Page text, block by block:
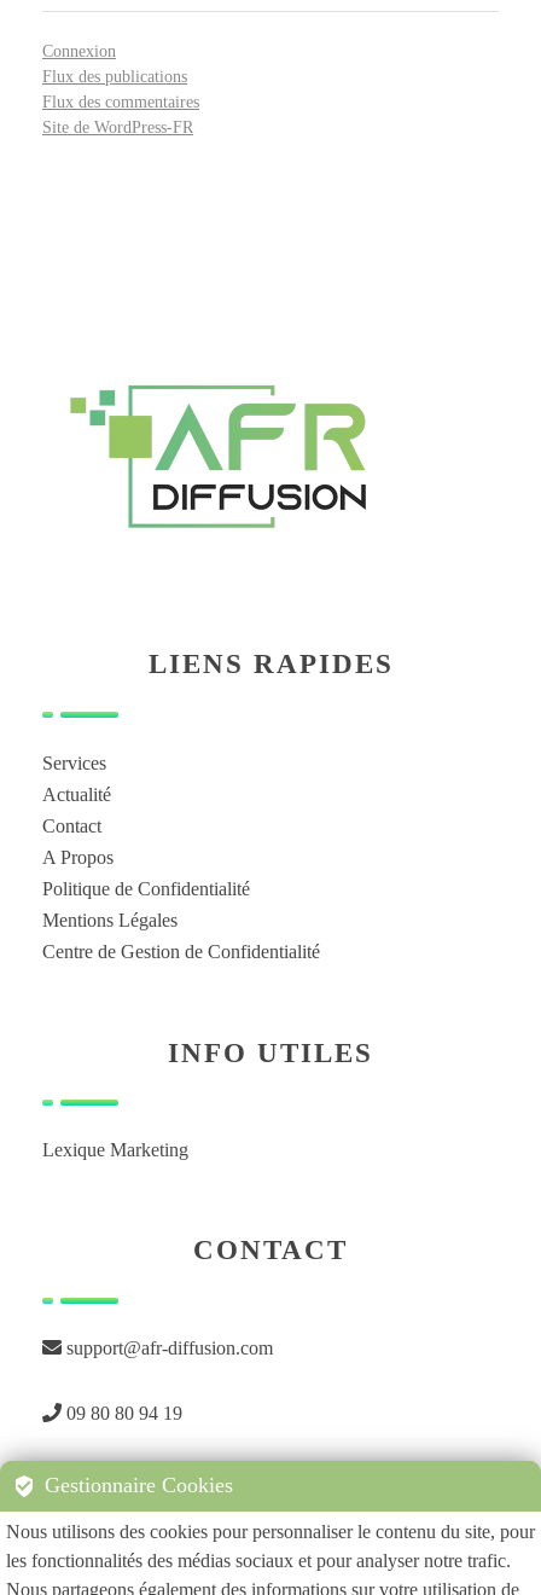
Connexion
Flux des publications
Flux des commentaires
Site de WordPress-FR
LIENS RAPIDES
Services
Actualité
Contact
A Propos
Politique de Confidentialité
Mentions Légales
Centre de Gestion de Confidentialité
INFO UTILES
Lexique Marketing
CONTACT
support@afr-diffusion.com
09 80 80 94 19
Gestionnaire Cookies
Nous utilisons des cookies pour personnaliser le contenu du site, pour
les fonctionnalités des médias sociaux et pour analyser notre trafic.
Nous partageons également des informations sur votre utilisation de